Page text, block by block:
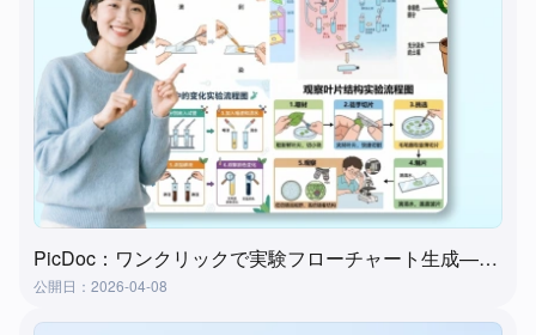
PicDoc：ワンクリックで実験フローチャート生成—実験授業準備の究極ツール
公開日：2026-04-08